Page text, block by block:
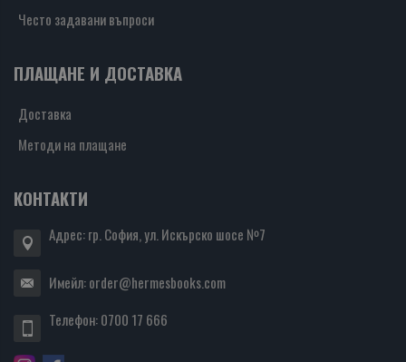
Често задавани въпроси
ПЛАЩАНЕ И ДОСТАВКА
Доставка
Методи на плащане
КОНТАКТИ
Адрес: гр. София, ул. Искърско шосе №7
Имейл:order@hermesbooks.com
Телефон:0700 17 666